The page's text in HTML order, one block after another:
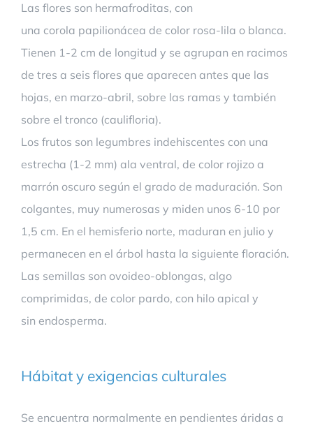
Las flores son hermafroditas, con
una corola papilionácea de color rosa-lila o blanca.
Tienen 1-2 cm de longitud y se agrupan en racimos
de tres a seis flores que aparecen antes que las
hojas, en marzo-abril, sobre las ramas y también
sobre el tronco (caulifloria).
Los frutos son legumbres indehiscentes con una
estrecha (1-2 mm) ala ventral, de color rojizo a
marrón oscuro según el grado de maduración. Son
colgantes, muy numerosas y miden unos 6-10 por
1,5 cm. En el hemisferio norte, maduran en julio y
permanecen en el árbol hasta la siguiente floración.
Las semillas son ovoideo-oblongas, algo
comprimidas, de color pardo, con hilo apical y
sin endosperma.
Hábitat y exigencias culturales
Se encuentra normalmente en pendientes áridas a